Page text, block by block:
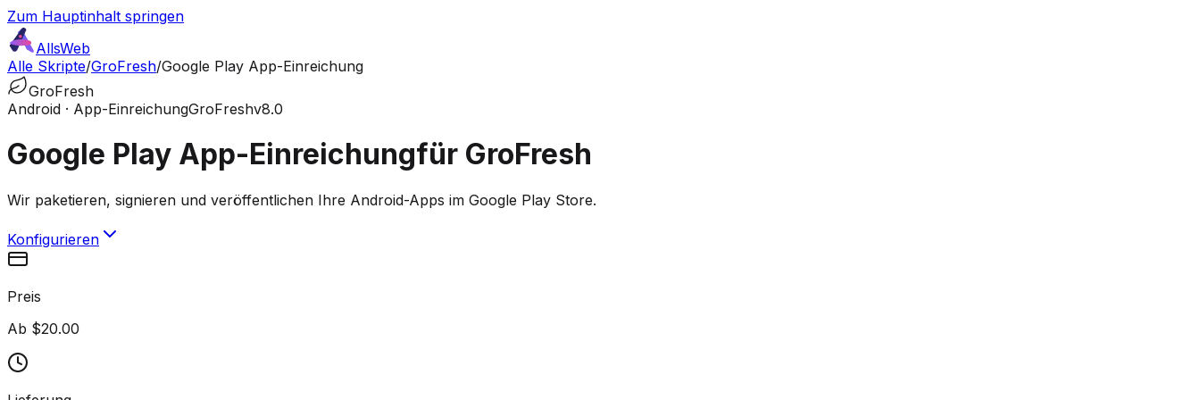
Zum Hauptinhalt springen
AllsWeb
Alle Skripte/GroFresh/Google Play App-Einreichung
GroFresh
Android · App-EinreichungGroFreshv8.0
Google Play App-Einreichungfür GroFresh
Wir paketieren, signieren und veröffentlichen Ihre Android-Apps im Google Play Store.
Konfigurieren
Preis
Ab $20.00